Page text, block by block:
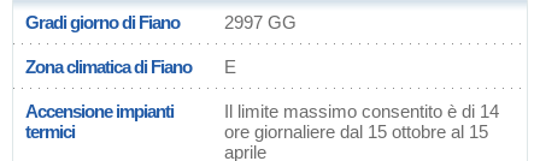
Gradi giorno di Fiano 2997 GG
Zona climatica di Fiano E
Accensione impianti
termici
Il limite massimo consentito è di 14
ore giornaliere dal 15 ottobre al 15
aprile